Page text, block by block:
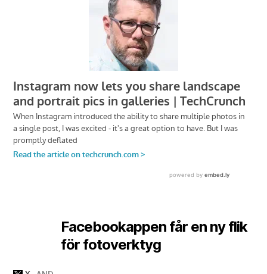
Facebookappen får en ny flik
för fotoverktyg